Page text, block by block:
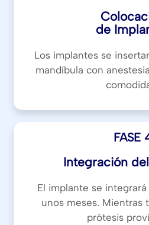
de
Los implantes se
mandíbula con
FASE
Integración
El implante se
unos meses. Mientras
prótesis